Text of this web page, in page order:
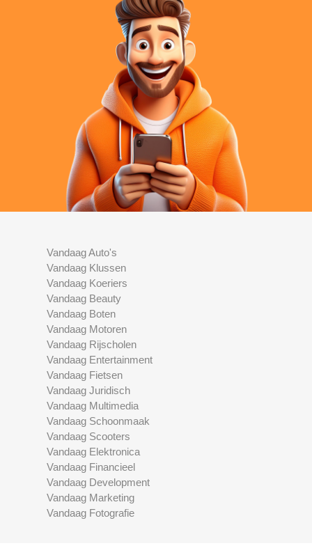
Vandaag Auto's
Vandaag Klussen
Vandaag Koeriers
Vandaag Beauty
Vandaag Boten
Vandaag Motoren
Vandaag Rijscholen
Vandaag Entertainment
Vandaag Fietsen
Vandaag Juridisch
Vandaag Multimedia
Vandaag Schoonmaak
Vandaag Scooters
Vandaag Elektronica
Vandaag Financieel
Vandaag Development
Vandaag Marketing
Vandaag Fotografie